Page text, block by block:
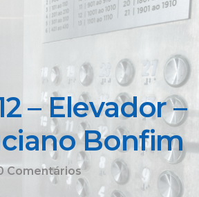
– Elevador –
Bonfim
Comentários